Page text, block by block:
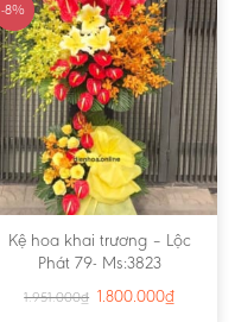
-8%
Kệ hoa khai trương – Lộc
Phát 79- Ms:3823
1.951.000₫ 1.800.000₫